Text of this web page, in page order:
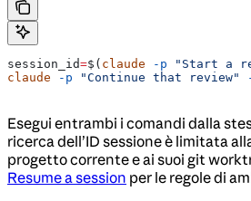
session_id=$( claude -p "Start a
claude -p "Continue that review"
Esegui entrambi i comandi dalla
ricerca dell’ID sessione è limitata
progetto corrente e ai suoi git
Resume a session per le regole di